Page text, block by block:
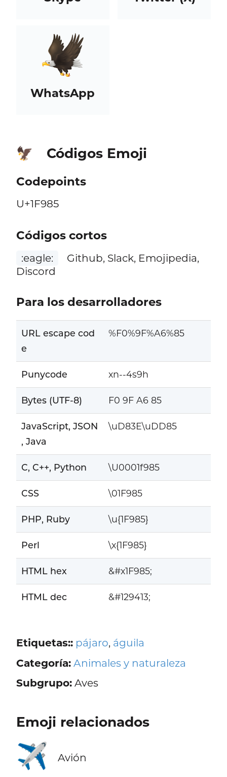
WhatsApp
🦅 Códigos Emoji
Codepoints
U+1F985
Códigos cortos
:eagle:
Github, Slack, Emojipedia,
Discord
Para los desarrolladores
URL escape cod
e
%F0%9F%A6%85
Punycode xn--4s9h
Bytes (UTF-8) F0 9F A6 85
JavaScript, JSON
, Java
\uD83E\uDD85
C, C++, Python \U0001f985
CSS \01F985
PHP, Ruby \u{1F985}
Perl \x{1F985}
HTML hex &#x1F985;
HTML dec &#129413;
Etiquetas:: pájaro, águila
Categoría: Animales y naturaleza
Subgrupo:Aves
Emoji relacionados
✈️ Avión